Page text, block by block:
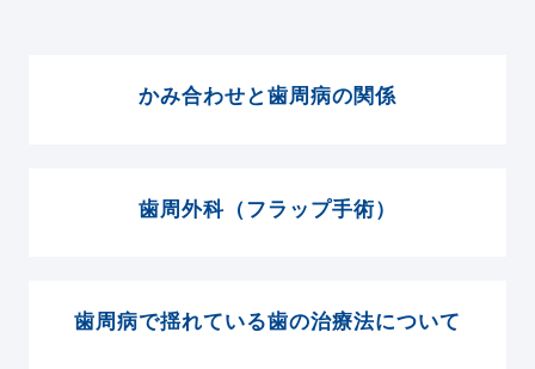
かみ合わせと歯周病の関係
歯周外科（フラップ手術）
歯周病で揺れている歯の治療法について